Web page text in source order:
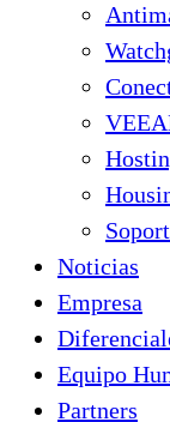
Noticias
Empresa
Equipo
Partners